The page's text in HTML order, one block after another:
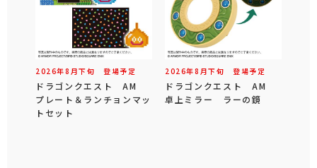
2026年8 月下旬 登場予定
ドラゴンクエスト AM
プレート＆ランチョンマッ
トセット
2026年8 月下旬 登場予定
ドラゴンクエスト AM
卓上ミラー ラーの鏡